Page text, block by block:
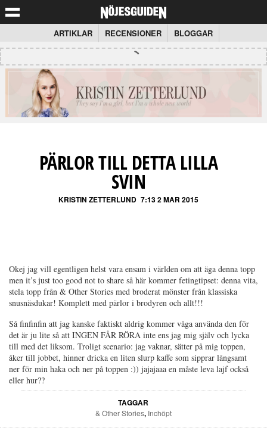
ARTIKLAR RECENSIONER BLOGGAR
PÄRLOR TILL DETTA LILLA
SVIN
KRISTIN ZETTERLUND 7:13 2 MAR 2015
Okej jag vill egentligen helst vara ensam i världen om att äga denna topp
men it’s just too good not to share så här kommer fetingtipset: denna vita,
stela topp från & Other Stories med broderat mönster från klassiska
snusnäsdukar! Komplett med pärlor i brodyren och allt!!!
Så finfinfin att jag kanske faktiskt aldrig kommer våga använda den för
det är ju lite så att INGEN FÅR RÖRA inte ens jag mig själv och lycka
till med det liksom. Troligt scenario: jag vaknar, sätter på mig toppen,
åker till jobbet, hinner dricka en liten slurp kaffe som sipprar långsamt
ner för min haka och ner på toppen :)) jajajaaa en måste leva lajf också
eller hur??
TAGGAR
& Other Stories, Inchöpt